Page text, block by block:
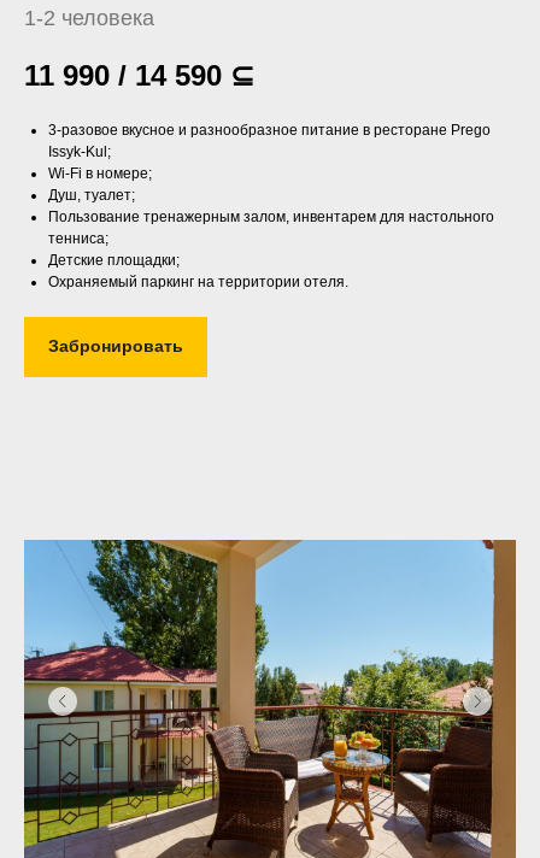
1-2 человека
11 990 / 14 590 ⊆
3-разовое вкусное и разнообразное питание в ресторане Prego
Issyk-Kul;
Wi-Fi в номере;
Душ, туалет;
Пользование тренажерным залом, инвентарем для настольного
тенниса;
Детские площадки;
Охраняемый паркинг на территории отеля.
Забронировать